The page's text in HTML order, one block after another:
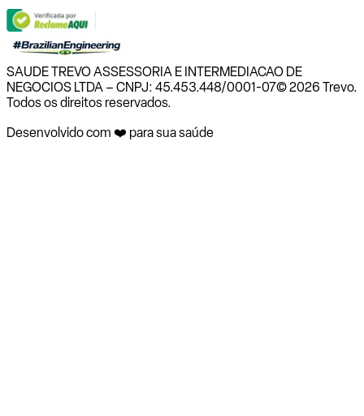
SAUDE TREVO ASSESSORIA E INTERMEDIACAO DE
NEGOCIOS LTDA – CNPJ: 45.453.448/0001-07© 2026 Trevo.
Todos os direitos reservados.
Desenvolvido com ❤️ para sua saúde